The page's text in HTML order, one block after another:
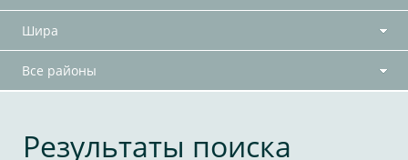
Шира
Все районы
Результаты поиска